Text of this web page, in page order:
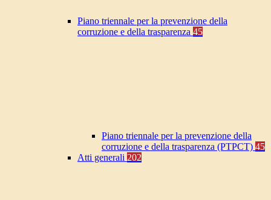
Piano triennale per la prevenzione della
corruzione e della trasparenza 45
Piano triennale per la prevenzione della
corruzione e della trasparenza (PTPCT) 45
Atti generali 202